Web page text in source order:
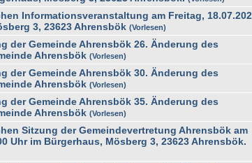
Informationsveranstaltung am Freitag,
3, 23623 Ahrensbök
Vorlesen
der Gemeinde Ahrensbök 26. Änderung des
Ahrensbök
Vorlesen
der Gemeinde Ahrensbök 30. Änderung des
Ahrensbök
Vorlesen
der Gemeinde Ahrensbök 35. Änderung des
Ahrensbök
Vorlesen
Sitzung der Gemeindevertretung Ahrensbök am
Uhr im Bürgerhaus, Mösberg 3, 23623 Ahrensbök.